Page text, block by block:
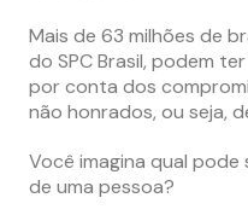
Mais de 63 milhões de
do SPC Brasil, podem
por conta dos
não honrados, ou seja,
Você imagina qual
de uma pessoa?